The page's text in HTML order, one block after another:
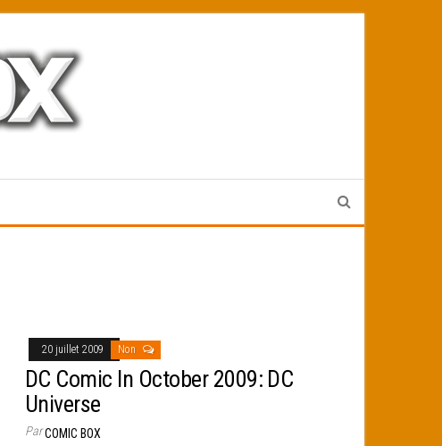
20 juillet 2009 Non
DC Comic In October 2009: DC
Universe
ParCOMIC BOX